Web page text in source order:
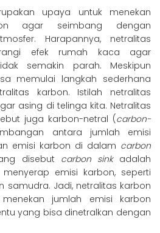
upaya untuk menekan
agar seimbang dengan
Harapannya, netralitas
efek rumah kaca agar
semakin parah. Meskipun
memulai langkah sederhana
karbon. Istilah netralitas
asing di telinga kita. Netralitas
juga karbon-netral (carbon-
antara jumlah emisi
emisi karbon di dalam carbon
disebut carbon sinkadalah
emisi karbon, seperti
samudra. Jadi, netralitas karbon
jumlah emisi karbon
yang bisa dinetralkan dengan